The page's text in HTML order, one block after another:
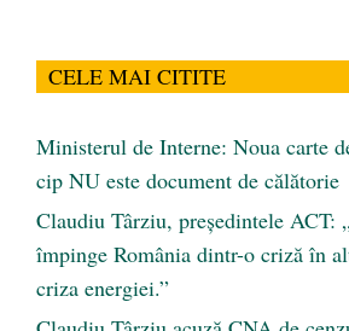
CELE MAI CITITE
Ministerul de Interne: Noua carte
cip NU este document de călătorie
Claudiu Târziu, președintele ACT:
împinge România dintr-o criză în
criza energiei.”